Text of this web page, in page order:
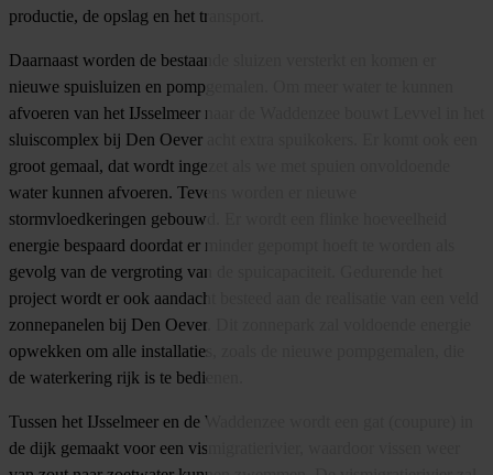
productie, de opslag en het transport.
Daarnaast worden de bestaande sluizen versterkt en komen er
nieuwe spuisluizen en pompgemalen. Om meer water te kunnen
afvoeren van het IJsselmeer naar de Waddenzee bouwt Levvel in het
sluiscomplex bij Den Oever acht extra spuikokers. Er komt ook een
groot gemaal, dat wordt ingezet als we met spuien onvoldoende
water kunnen afvoeren. Tevens worden er nieuwe
stormvloedkeringen gebouwd. Er wordt een flinke hoeveelheid
energie bespaard doordat er minder gepompt hoeft te worden als
gevolg van de vergroting van de spuicapaciteit. Gedurende het
project wordt er ook aandacht besteed aan de realisatie van een veld
zonnepanelen bij Den Oever. Dit zonnepark zal voldoende energie
opwekken om alle installaties, zoals de nieuwe pompgemalen, die
de waterkering rijk is te bedienen.
Tussen het IJsselmeer en de Waddenzee wordt een gat (coupure) in
de dijk gemaakt voor een vismigratierivier, waardoor vissen weer